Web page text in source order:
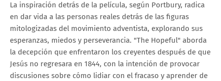
La inspiración detrás de la película, según Portbury, radica
en dar vida a las personas reales detrás de las figuras
mitologizadas del movimiento adventista, explorando sus
esperanzas, miedos y perseverancia. "The Hopeful" aborda
la decepción que enfrentaron los creyentes después de que
Jesús no regresara en 1844, con la intención de provocar
discusiones sobre cómo lidiar con el fracaso y aprender de